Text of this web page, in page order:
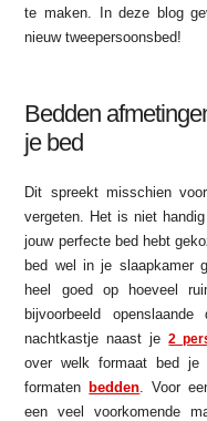
te maken. In deze blog
nieuw tweepersoonsbed!
Bedden
je bed
Dit spreekt misschien
vergeten. Het is niet
jouw perfecte bed hebt
bed wel in je slaapkamer
heel goed op hoeveel
bijvoorbeeld
nachtkastje naast je2
over welk formaat bed je
formaten bedden . Voor
een veel voorkomende